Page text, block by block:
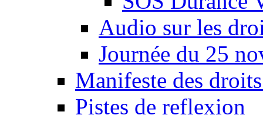
Audio sur les
Journée du 25
Manifeste des
Pistes de reflexion